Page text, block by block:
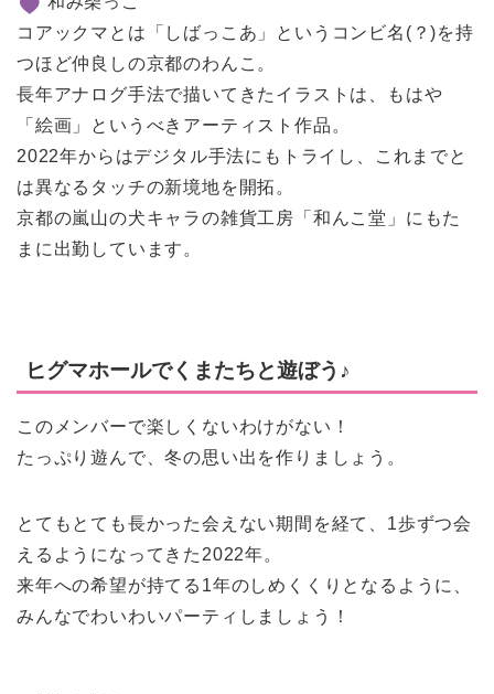
コアックマとは「しばっこあ」というコンビ名(？)を持
つほど仲良しの京都のわんこ。
長年アナログ手法で描いてきたイラストは、もはや
「絵画」というべきアーティスト作品。
2022年からはデジタル手法にもトライし、これまでと
は異なるタッチの新境地を開拓。
京都の嵐山の犬キャラの雑貨工房「和んこ堂」にもた
まに出勤しています。
ヒグマホールでくまたちと遊ぼう♪
このメンバーで楽しくないわけがない！
たっぷり遊んで、冬の思い出を作りましょう。
とてもとても長かった会えない期間を経て、1歩ずつ会
えるようになってきた2022年。
来年への希望が持てる1年のしめくくりとなるように、
みんなでわいわいパーティしましょう！